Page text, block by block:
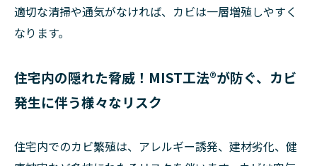
適切な清掃や通気がなければ、カビは一層増殖しやすく
なります。
住宅内の隠れた脅威！MIST工法®が防ぐ、カビ
発生に伴う様々なリスク
住宅内でのカビ繁殖は、アレルギー誘発、建材劣化、健